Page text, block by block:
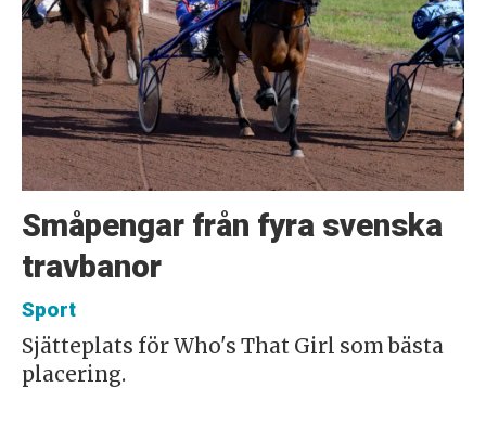
Småpengar från fyra svenska
travbanor
Sport
Sjätteplats för Who's That Girl som bästa
placering.